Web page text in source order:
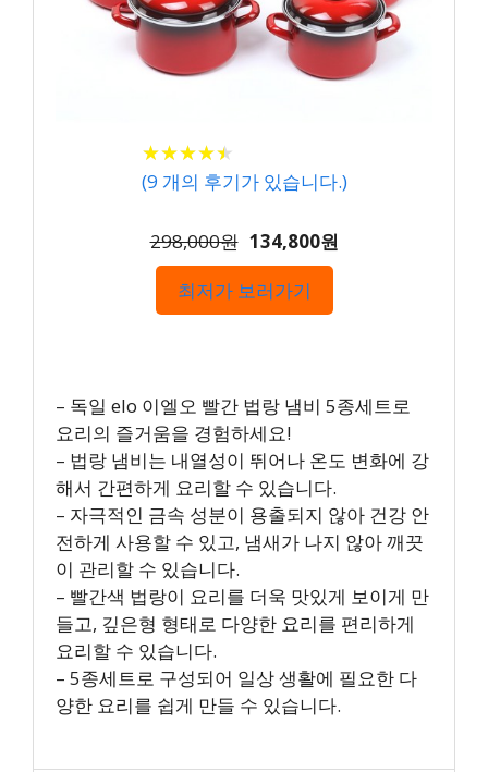
★★★★★
★★★★★
(9 개의 후기가 있습니다.)
298,000원 134,800원
최저가 보러가기
– 독일 elo 이엘오 빨간 법랑 냄비 5종세트로
요리의 즐거움을 경험하세요!
– 법랑 냄비는 내열성이 뛰어나 온도 변화에 강
해서 간편하게 요리할 수 있습니다.
– 자극적인 금속 성분이 용출되지 않아 건강 안
전하게 사용할 수 있고, 냄새가 나지 않아 깨끗
이 관리할 수 있습니다.
– 빨간색 법랑이 요리를 더욱 맛있게 보이게 만
들고, 깊은형 형태로 다양한 요리를 편리하게
요리할 수 있습니다.
– 5종세트로 구성되어 일상 생활에 필요한 다
양한 요리를 쉽게 만들 수 있습니다.